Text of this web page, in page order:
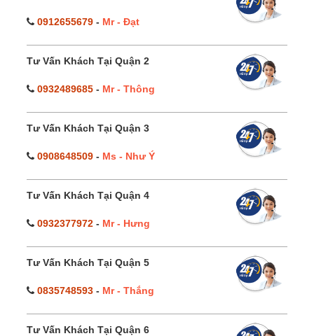
0912655679 - Mr - Đạt
Tư Vấn Khách Tại Quận 2
0932489685 - Mr - Thông
Tư Vấn Khách Tại Quận 3
0908648509 - Ms - Như Ý
Tư Vấn Khách Tại Quận 4
0932377972 - Mr - Hưng
Tư Vấn Khách Tại Quận 5
0835748593 - Mr - Thắng
Tư Vấn Khách Tại Quận 6